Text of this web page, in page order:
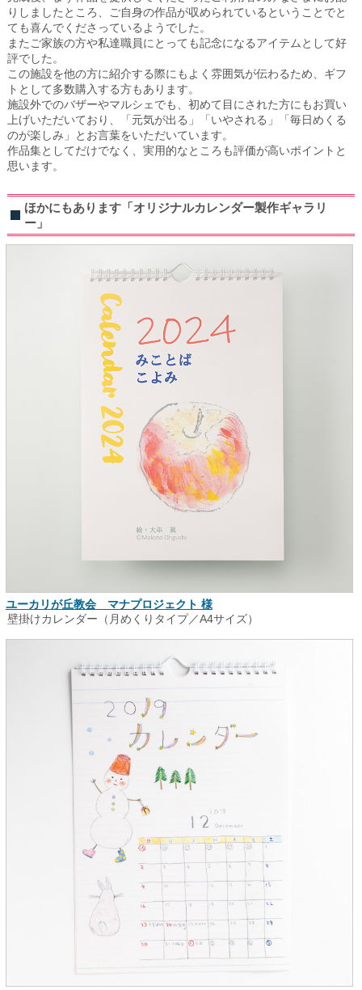
りしましたところ、ご自身の作品が収められているということでと
ても喜んでくださっているようでした。
またご家族の方や私達職員にとっても記念になるアイテムとして好
評でした。
この施設を他の方に紹介する際にもよく雰囲気が伝わるため、ギフ
トとして多数購入する方もあります。
施設外でのバザーやマルシェでも、初めて目にされた方にもお買い
上げいただいており、「元気が出る」「いやされる」「毎日めくる
のが楽しみ」とお言葉をいただいています。
作品集としてだけでなく、実用的なところも評価が高いポイントと
思います。
ほかにもあります「オリジナルカレンダー製作ギャラリ
ー」
ユーカリが丘教会 マナプロジェクト 様
壁掛けカレンダー（月めくりタイプ／A4サイズ）